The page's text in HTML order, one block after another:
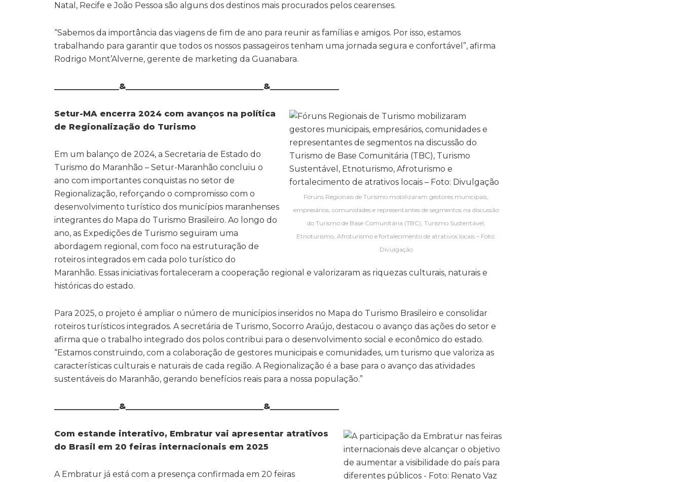
Natal, Recife e João Pessoa são alguns dos destinos mais procurados pelos cearenses.
“Sabemos da importância das viagens de fim de ano para reunir as famílias e amigos. Por isso, estamos
trabalhando para garantir que todos os nossos passageiros tenham uma jornada segura e confortável”, afirma
Rodrigo Mont’Alverne, gerente de marketing da Guanabara.
________________&__________________________________&_________________
Fóruns Regionais de Turismo mobilizaram gestores municipais,
empresários, comunidades e representantes de segmentos na discussão
do Turismo de Base Comunitária (TBC), Turismo Sustentável,
Etnoturismo, Afroturismo e fortalecimento de atrativos locais – Foto:
Divulgação
Setur-MA encerra 2024 com avanços na política
de Regionalização do Turismo
Em um balanço de 2024, a Secretaria de Estado do
Turismo do Maranhão – Setur-Maranhão concluiu o
ano com importantes conquistas no setor de
Regionalização, reforçando o compromisso com o
desenvolvimento turístico dos municípios maranhenses
integrantes do Mapa do Turismo Brasileiro. Ao longo do
ano, as Expedições de Turismo seguiram uma
abordagem regional, com foco na estruturação de
roteiros integrados em cada polo turístico do
Maranhão. Essas iniciativas fortaleceram a cooperação regional e valorizaram as riquezas culturais, naturais e
históricas do estado.
Para 2025, o projeto é ampliar o número de municípios inseridos no Mapa do Turismo Brasileiro e consolidar
roteiros turísticos integrados. A secretária de Turismo, Socorro Araújo, destacou o avanço das ações do setor e
afirma que o trabalho integrado dos polos contribui para o desenvolvimento social e econômico do estado.
“Estamos construindo, com a colaboração de gestores municipais e comunidades, um turismo que valoriza as
características culturais e naturais de cada região. A Regionalização é a base para o avanço das atividades
sustentáveis do Maranhão, gerando benefícios reais para a nossa população.”
________________&__________________________________&_________________
Com estande interativo, Embratur vai apresentar atrativos
do Brasil em 20 feiras internacionais em 2025
A Embratur já está com a presença confirmada em 20 feiras